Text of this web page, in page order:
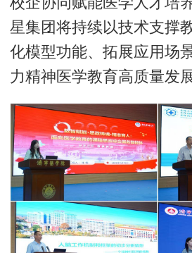
星集团将持续以技术支撑
化模型功能、拓展应用场
力精神医学教育高质量发